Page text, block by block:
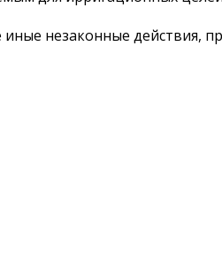
иные незаконные действия,